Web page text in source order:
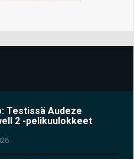
Testissä Audeze
2 -pelikuulokkeet